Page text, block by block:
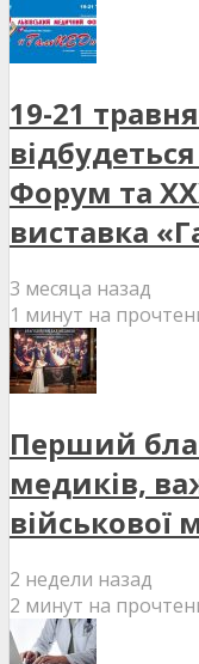
19-21
Форум та
виставка
3 месяца назад
1 минут на
Перший
медиків,
військової
2 недели назад
2 минут на